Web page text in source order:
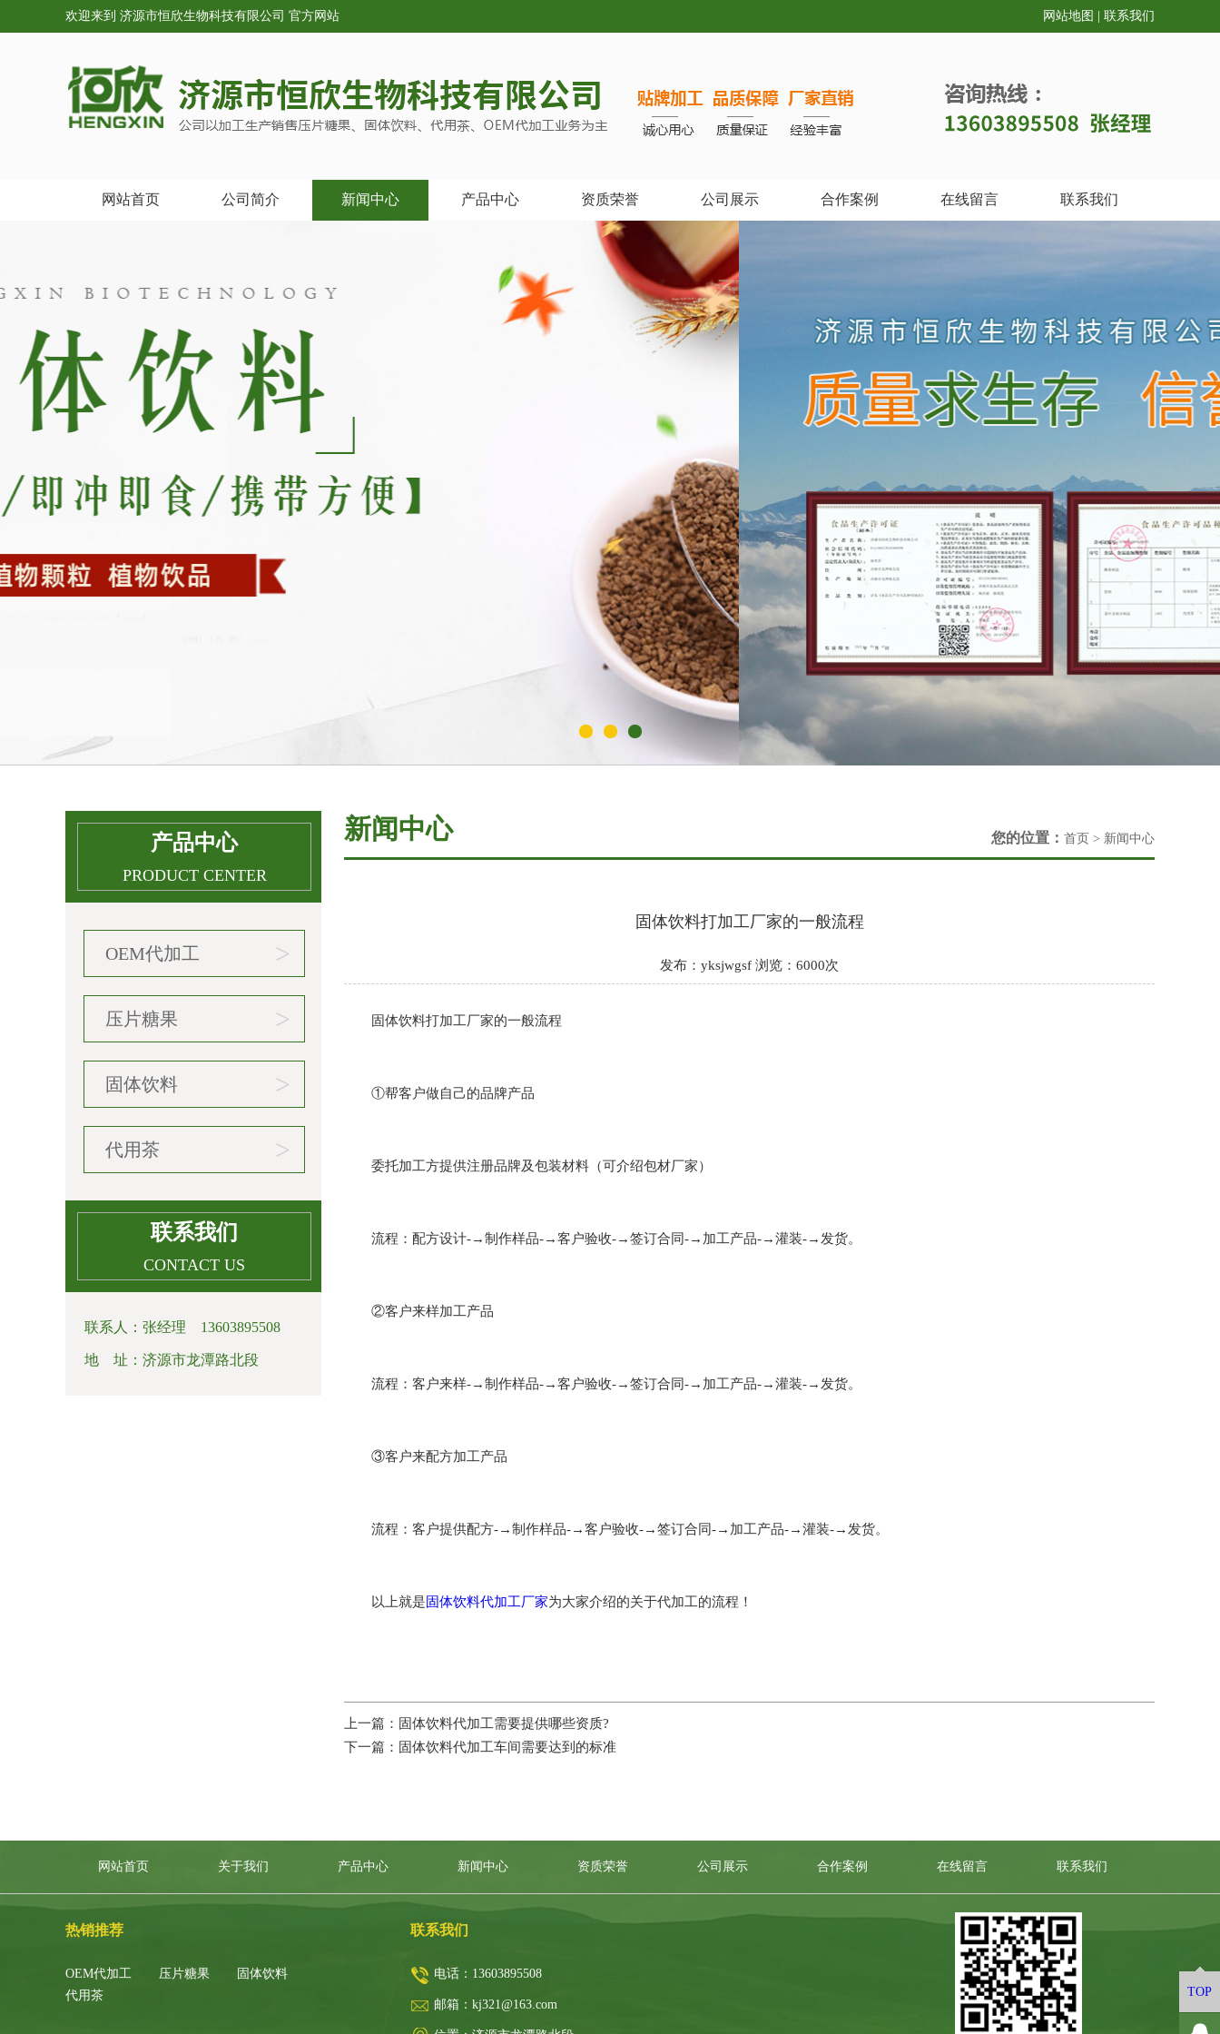
欢迎来到 济源市恒欣生物科技有限公司 官方网站 网站地图 联系我们
网站首页 公司简介 新闻中心 产品中心 资质荣誉 公司展示 合作案例 在线留言 联系我们
产品中心
PRODUCT CENTER
OEM代加工 >
压片糖果 >
固体饮料 >
代用茶 >
联系我们
CONTACT US
联系人：张经理 13603895508
地 址：济源市龙潭路北段
新闻中心 您的位置： 首页 > 新闻中心
固体饮料打加工厂家的一般流程
发布：yksjwgsf 浏览：6000次
固体饮料打加工厂家的一般流程
①帮客户做自己的品牌产品
委托加工方提供注册品牌及包装材料（可介绍包材厂家）
流程：配方设计-→制作样品-→客户验收-→签订合同-→加工产品-→灌装-→发货。
②客户来样加工产品
流程：客户来样-→制作样品-→客户验收-→签订合同-→加工产品-→灌装-→发货。
③客户来配方加工产品
流程：客户提供配方-→制作样品-→客户验收-→签订合同-→加工产品-→灌装-→发货。
以上就是固体饮料代加工厂家为大家介绍的关于代加工的流程！
上一篇： 固体饮料代加工需要提供哪些资质?
下一篇： 固体饮料代加工车间需要达到的标准
网站首页 关于我们 产品中心 新闻中心 资质荣誉 公司展示 合作案例 在线留言 联系我们
热销推荐
OEM代加工 压片糖果
固体饮料
代用茶
联系我们
电话： 13603895508
邮箱： kj321@163.com
TOP